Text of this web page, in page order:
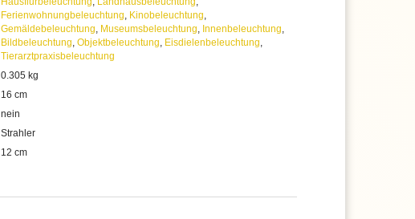
Ferienwohnungbeleuchtung, Kinobeleuchtung,
Gemäldebeleuchtung, Museumsbeleuchtung, Innenbeleuchtung,
Bildbeleuchtung, Objektbeleuchtung, Eisdielenbeleuchtung,
Tierarztpraxisbeleuchtung
0.305 kg
16 cm
nein
Strahler
12 cm